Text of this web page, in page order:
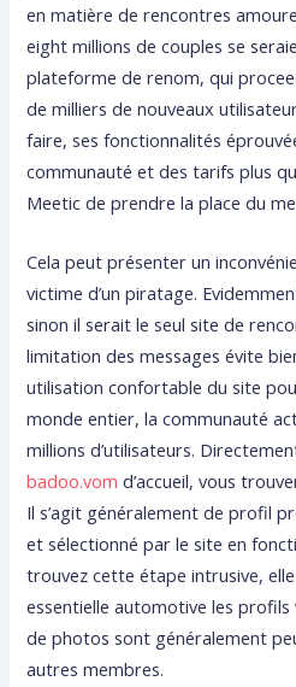
en matière de rencontres
eight millions de couples se
plateforme de renom, qui
de milliers de nouveaux
faire, ses fonctionnalités
communauté et des tarifs plus
Meetic de prendre la place du
Cela peut présenter un
victime d’un piratage.
sinon il serait le seul site de
limitation des messages évite
utilisation confortable du site
monde entier, la communauté
millions d’utilisateurs.
badoo.vom d’accueil, vous
Il s’agit généralement de profil
et sélectionné par le site en
trouvez cette étape intrusive,
essentielle automotive les profils
de photos sont généralement
autres membres.